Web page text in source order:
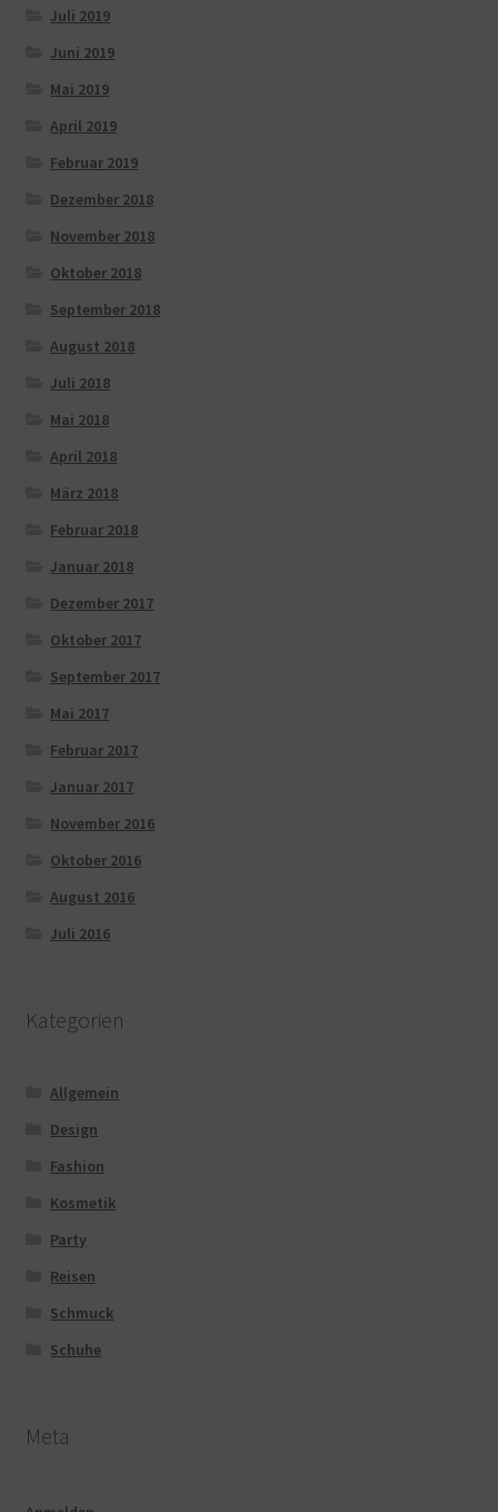
Juli 2019
Juni 2019
Mai 2019
April 2019
Februar 2019
Dezember 2018
November 2018
Oktober 2018
September 2018
August 2018
Juli 2018
Mai 2018
April 2018
März 2018
Februar 2018
Januar 2018
Dezember 2017
Oktober 2017
September 2017
Mai 2017
Februar 2017
Januar 2017
November 2016
Oktober 2016
August 2016
Juli 2016
Kategorien
Allgemein
Design
Fashion
Kosmetik
Party
Reisen
Schmuck
Schuhe
Meta